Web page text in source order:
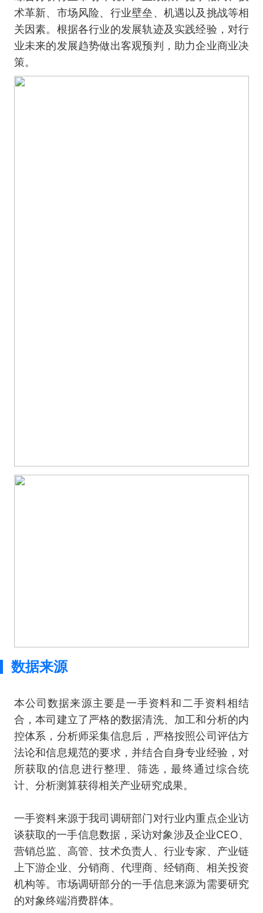
术革新、市场风险、行业壁垒、机遇以及挑战等相
关因素。根据各行业的发展轨迹及实践经验，对行
业未来的发展趋势做出客观预判，助力企业商业决
策。
数据来源
本公司数据来源主要是一手资料和二手资料相结
合，本司建立了严格的数据清洗、加工和分析的内
控体系，分析师采集信息后，严格按照公司评估方
法论和信息规范的要求，并结合自身专业经验，对
所获取的信息进行整理、筛选，最终通过综合统
计、分析测算获得相关产业研究成果。
一手资料来源于我司调研部门对行业内重点企业访
谈获取的一手信息数据，采访对象涉及企业CEO、
营销总监、高管、技术负责人、行业专家、产业链
上下游企业、分销商、代理商、经销商、相关投资
机构等。市场调研部分的一手信息来源为需要研究
的对象终端消费群体。